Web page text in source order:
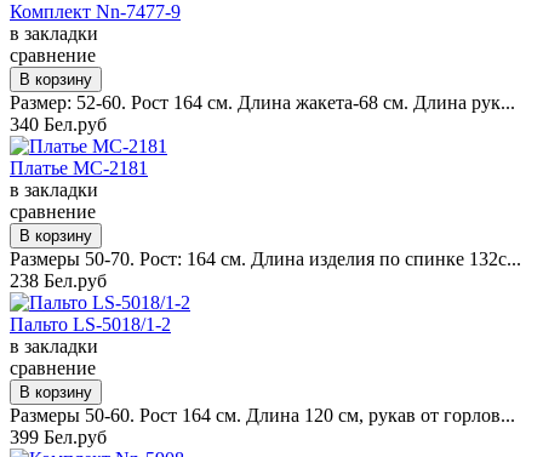
Комплект Nn-7477-9
в закладки
сравнение
Размер: 52-60. Рост 164 см. Длина жакета-68 см. Длина рук...
340 Бел.руб
Платье MC-2181
в закладки
сравнение
Размеры 50-70. Рост: 164 см. Длина изделия по спинке 132с...
238 Бел.руб
Пальто LS-5018/1-2
в закладки
сравнение
Размеры 50-60. Рост 164 см. Длина 120 см, рукав от горлов...
399 Бел.руб